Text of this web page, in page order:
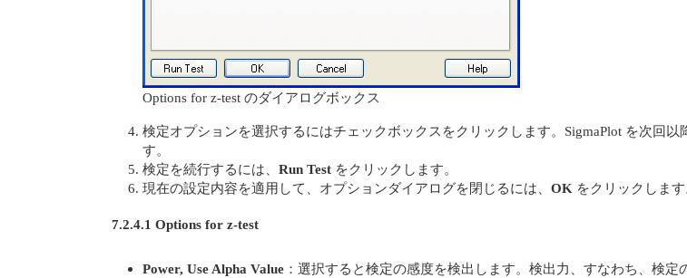
Options for z-test のダイアログボックス
検定オプションを選択するにはチェックボックスをクリックします。SigmaPlot を次回
す。
検定を続行するには、 Run Test をクリックします。
現在の設定内容を適用して、オプションダイアログを閉じるには、 OK をクリックします
7.2.4.1 Options for z-test
Power, Use Alpha Value ：選択すると検定の感度を検出します。検出力、すなわち、検